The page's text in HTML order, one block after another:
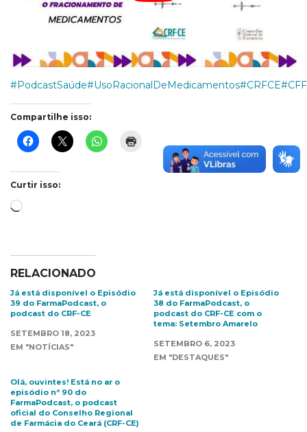
#PodcastSaúde#UsoRacionalDeMedicamentos#CRFCE#CFF
Compartilhe isso:
Curtir isso:
Carregando...
RELACIONADO
Já está disponível o Episódio
39 do FarmaPodcast, o
podcast do CRF-CE
SETEMBRO 18, 2023
EM "NOTÍCIAS"
Já está disponível o Episódio
38 do FarmaPodcast, o
podcast do CRF-CE com o
tema: Setembro Amarelo
SETEMBRO 6, 2023
EM "DESTAQUES"
Olá, ouvintes! Está no ar o
episódio nº 90 do
FarmaPodcast, o podcast
oficial do Conselho Regional
de Farmácia do Ceará (CRF-CE)